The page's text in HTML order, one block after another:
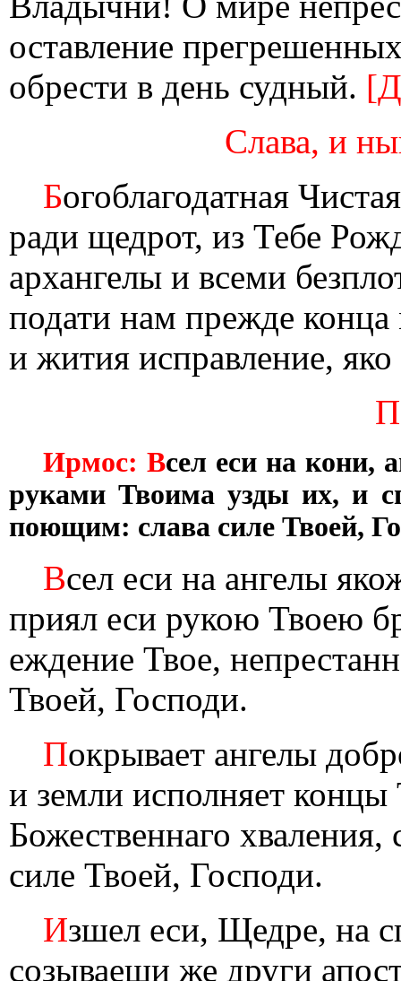
оставление
обрести в день судный.
Слава, и
Богоблагодатная
ради щедрот, из Тебе
архангелы и всеми
подати нам прежде
и жития исправление,
Ирмос: Всел еси на кони,
руками Твоима узды их, и
поющим: слава силе Твоей,
Всел еси на ангелы
приял еси рукою Твоею
еждение Твое,
Твоей, Господи.
Покрывает ангелы
и земли исполняет концы
Божественнаго
силе Твоей, Господи.
Изшел еси, Щедре, на
созываеши же други